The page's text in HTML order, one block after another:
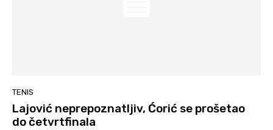
TENIS
Lajović neprepoznatljiv, Ćorić se prošetao
do četvrtfinala